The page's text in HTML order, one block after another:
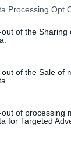
Processing Opt
of the Sharing
of the Sale of
of processing
for Targeted
będzie
Ginekologia -
pacjentki
plamienie w